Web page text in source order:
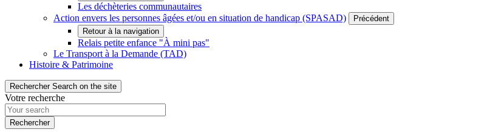
Les déchèteries communautaires
Action envers les personnes âgées et/ou en situation de handicap (SPASAD)
Précédent
Retour à la navigation
Relais petite enfance "À mini pas"
Le Transport à la Demande (TAD)
Histoire & Patrimoine
Rechercher Search on the site
Votre recherche